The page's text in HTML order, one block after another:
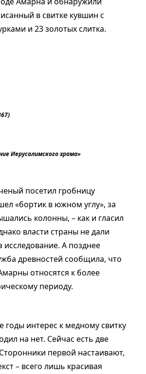
в свитке кувшин с
и 23 золотых слитка.
Иерусалимского храма»
посетил гробницу
«бортик в южном углу», за
колонны, – как и гласил
власти страны не дали
А позднее
древностей сообщила, что
относятся к более
периоду.
годы интерес к медному свитку
на нет. Сейчас есть две
первой настаивают,
– всего лишь красивая